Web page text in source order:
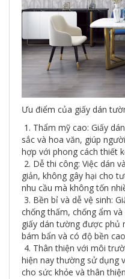
Ưu điểm của giấy dán
1. Thẩm mỹ cao: Giấy
sắc và hoa văn, giúp
hợp với phong cách thiết
2. Dễ thi công: Việc dán
giản, không gây hại cho
nhu cầu mà không tốn
3. Bền bỉ và dễ vệ sinh:
chống thấm, chống ẩm
giấy dán tường được phủ
bám bẩn và có độ bền
4. Thân thiện với môi
hiện nay thường sử dụng
cho sức khỏe và thân